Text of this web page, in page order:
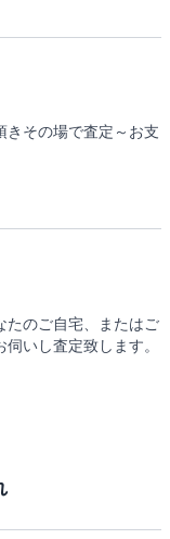
きその場で査定～お支
たのご自宅、またはご
いし査定致します。